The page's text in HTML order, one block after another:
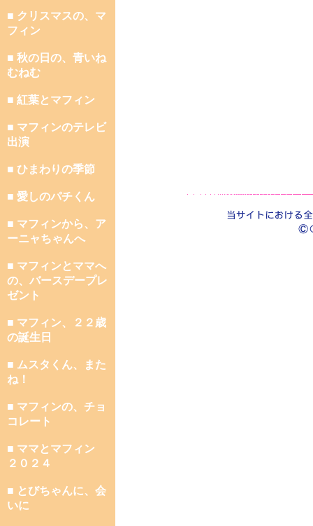
■ クリスマスの、マ
フィン
■ 秋の日の、青いね
むねむ
■ 紅葉とマフィン
■ マフィンのテレビ
出演
■ ひまわりの季節
■ 愛しのパチくん
■ マフィンから、ア
ーニャちゃんへ
■ マフィンとママへ
の、バースデープレ
ゼント
■ マフィン、２２歳
の誕生日
■ ムスタくん、また
ね！
■ マフィンの、チョ
コレート
■ ママとマフィン
２０２４
■ とびちゃんに、会
いに